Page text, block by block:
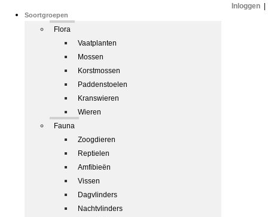
Soortgroepen
Flora
Vaatplanten
Mossen
Korstmossen
Paddenstoelen
Kranswieren
Wieren
Fauna
Zoogdieren
Reptielen
Amfibieën
Vissen
Dagvlinders
Nachtvlinders
Inloggen